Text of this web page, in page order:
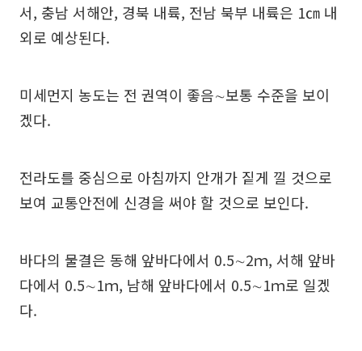
서, 충남 서해안, 경북 내륙, 전남 북부 내륙은 1㎝ 내
외로 예상된다.
미세먼지 농도는 전 권역이 좋음∼보통 수준을 보이
겠다.
전라도를 중심으로 아침까지 안개가 짙게 낄 것으로
보여 교통안전에 신경을 써야 할 것으로 보인다.
바다의 물결은 동해 앞바다에서 0.5∼2ｍ, 서해 앞바
다에서 0.5∼1ｍ, 남해 앞바다에서 0.5∼1ｍ로 일겠
다.